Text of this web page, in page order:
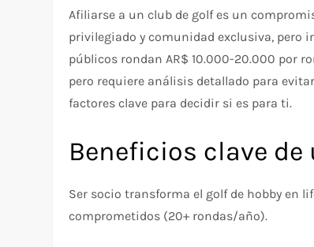
Afiliarse a un club de golf es un
privilegiado y comunidad exclusiva, pero
públicos rondan AR$ 10.000-20.000 por
pero requiere análisis detallado para
factores clave para decidir si es para ti.
Beneficios clave
Ser socio transforma el golf de hobby en
comprometidos (20+ rondas/año).